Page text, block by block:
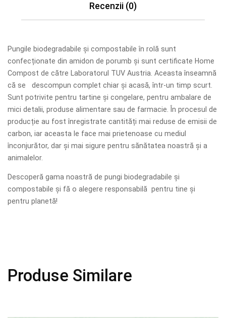
Recenzii (0)
Pungile biodegradabile și compostabile în rolă sunt
confecționate din amidon de porumb și sunt certificate Home
Compost de către Laboratorul TUV Austria. Aceasta înseamnă
că se descompun complet chiar și acasă, într-un timp scurt.
Sunt potrivite pentru tartine și congelare, pentru ambalare de
mici detalii, produse alimentare sau de farmacie. În procesul de
producție au fost înregistrate cantități mai reduse de emisii de
carbon, iar aceasta le face mai prietenoase cu mediul
înconjurător, dar și mai sigure pentru sănătatea noastră și a
animalelor.
Descoperă gama noastră de pungi biodegradabile și
compostabile și fă o alegere responsabilă pentru tine și
pentru planetă!
Produse Similare